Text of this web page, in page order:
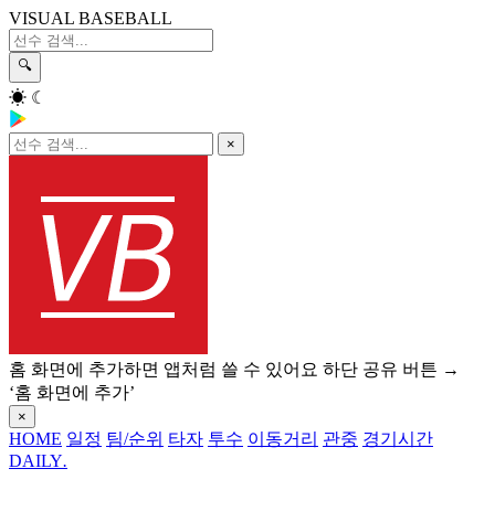
VISUAL BASEBALL
🔍
☀ ☾
×
홈 화면에 추가하면 앱처럼 쓸 수 있어요 하단 공유 버튼 →
‘홈 화면에 추가’
×
HOME 일정 팀/순위 타자 투수 이동거리 관중 경기시간
DAILY.